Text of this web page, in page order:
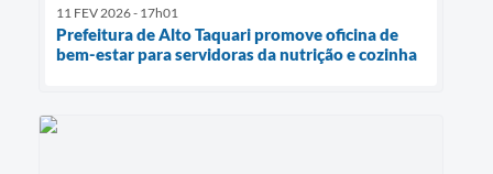
11 FEV 2026 - 17h01
Prefeitura de Alto Taquari promove oficina de
bem-estar para servidoras da nutrição e cozinha